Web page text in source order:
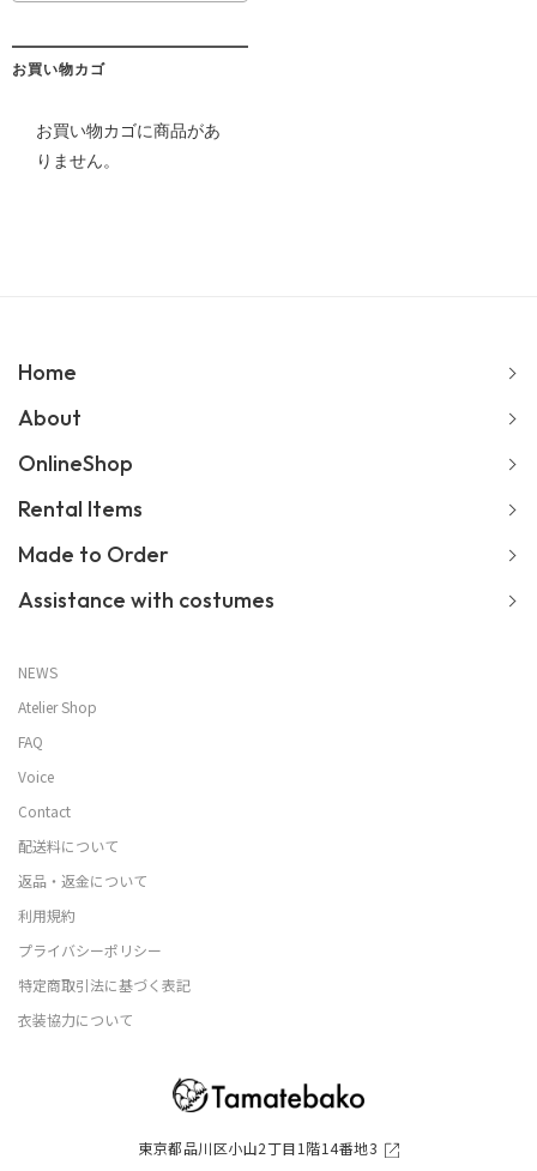
お買い物カゴ
お買い物カゴに商品があ
りません。
東京都品川区小山2丁目1階14番地3
Home
About
OnlineShop
Rental Items
Made to Order
Assistance with costumes
NEWS
Atelier Shop
FAQ
Voice
Contact
配送料について
返品・返金について
利用規約
プライバシーポリシー
特定商取引法に基づく表記
衣装協力について